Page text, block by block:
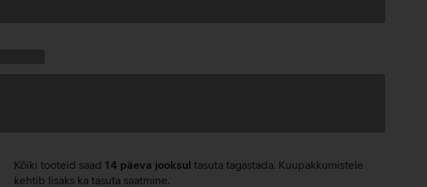
Kõiki tooteid saad 14 päeva jooksul tasuta tagastada. Kuupakkumistele
kehtib lisaks ka tasuta saatmine.